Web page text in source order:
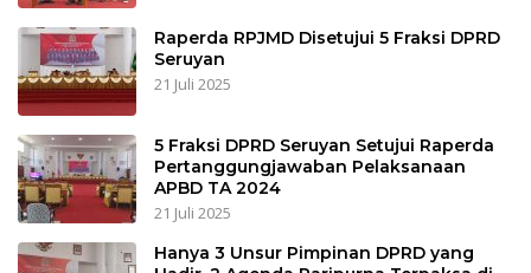
Raperda RPJMD Disetujui 5 Fraksi DPRD
Seruyan
21 Juli 2025
5 Fraksi DPRD Seruyan Setujui Raperda
Pertanggungjawaban Pelaksanaan
APBD TA 2024
21 Juli 2025
Hanya 3 Unsur Pimpinan DPRD yang